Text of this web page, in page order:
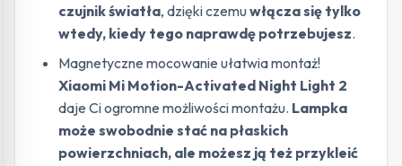
czujnik światła, dzięki czemuwłącza się tylko
wtedy, kiedy tego naprawdę potrzebujesz.
Magnetyczne mocowanie ułatwia montaż!
Xiaomi Mi Motion-Activated Night Light 2
daje Ci ogromne możliwości montażu. Lampka
może swobodnie stać na płaskich
powierzchniach, ale możesz ją też przykleić